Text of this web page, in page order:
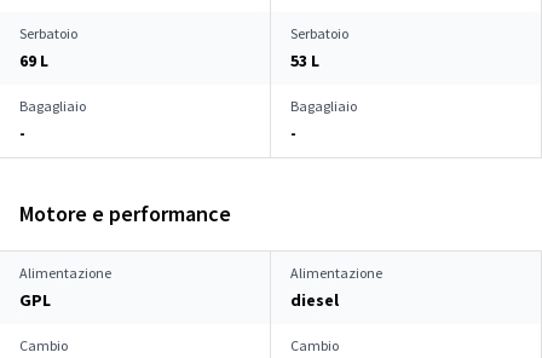
Serbatoio
69 L
Serbatoio
53 L
Bagagliaio
-
Bagagliaio
-
Motore e performance
Alimentazione
GPL
Alimentazione
diesel
Cambio Cambio